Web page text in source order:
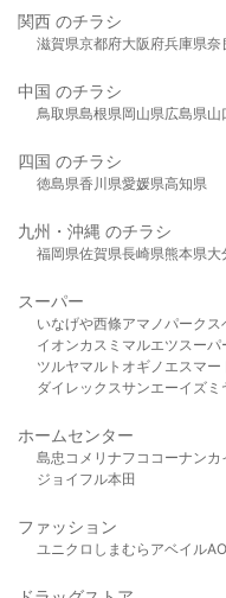
関西 のチラシ
滋賀県京都府大阪府兵庫県奈
中国 のチラシ
鳥取県島根県岡山県広島県山
四国 のチラシ
徳島県香川県愛媛県高知県
九州・沖縄 のチラシ
福岡県佐賀県長崎県熊本県大
スーパー
いなげや西條アマノパークス
イオンカスミ マルエツスーパ
ツルヤマルト オギノ エスマー
ダイレックスサンエーイズミ
ホームセンター
島忠 コメリ ナフコ コーナンカ
ジョイフル本田
ファッション
ユニクロ しまむら アベイル